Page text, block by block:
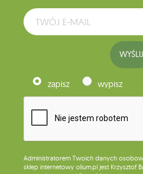
WYŚLIJ
zapisz wypisz
Administratorem Twoich danych
sklep internetowy olium.pl jest Krzysztof